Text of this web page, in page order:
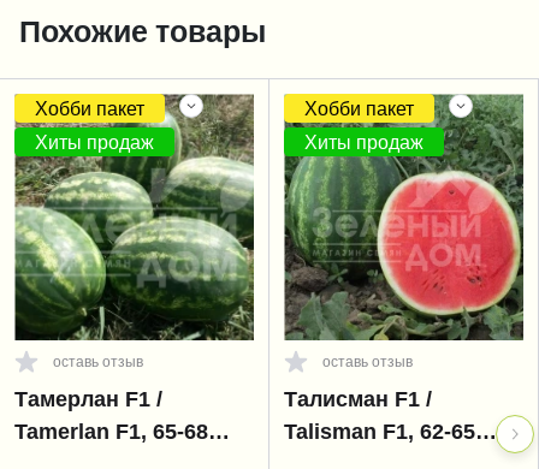
Похожие товары
Хобби пакет
Хиты продаж
оставь отзыв
Тамерлан F1 /
Tamerlan F1, 65-68
Хобби пакет
Хиты продаж
оставь отзыв
Талисман F1 /
Talisman F1, 62-65